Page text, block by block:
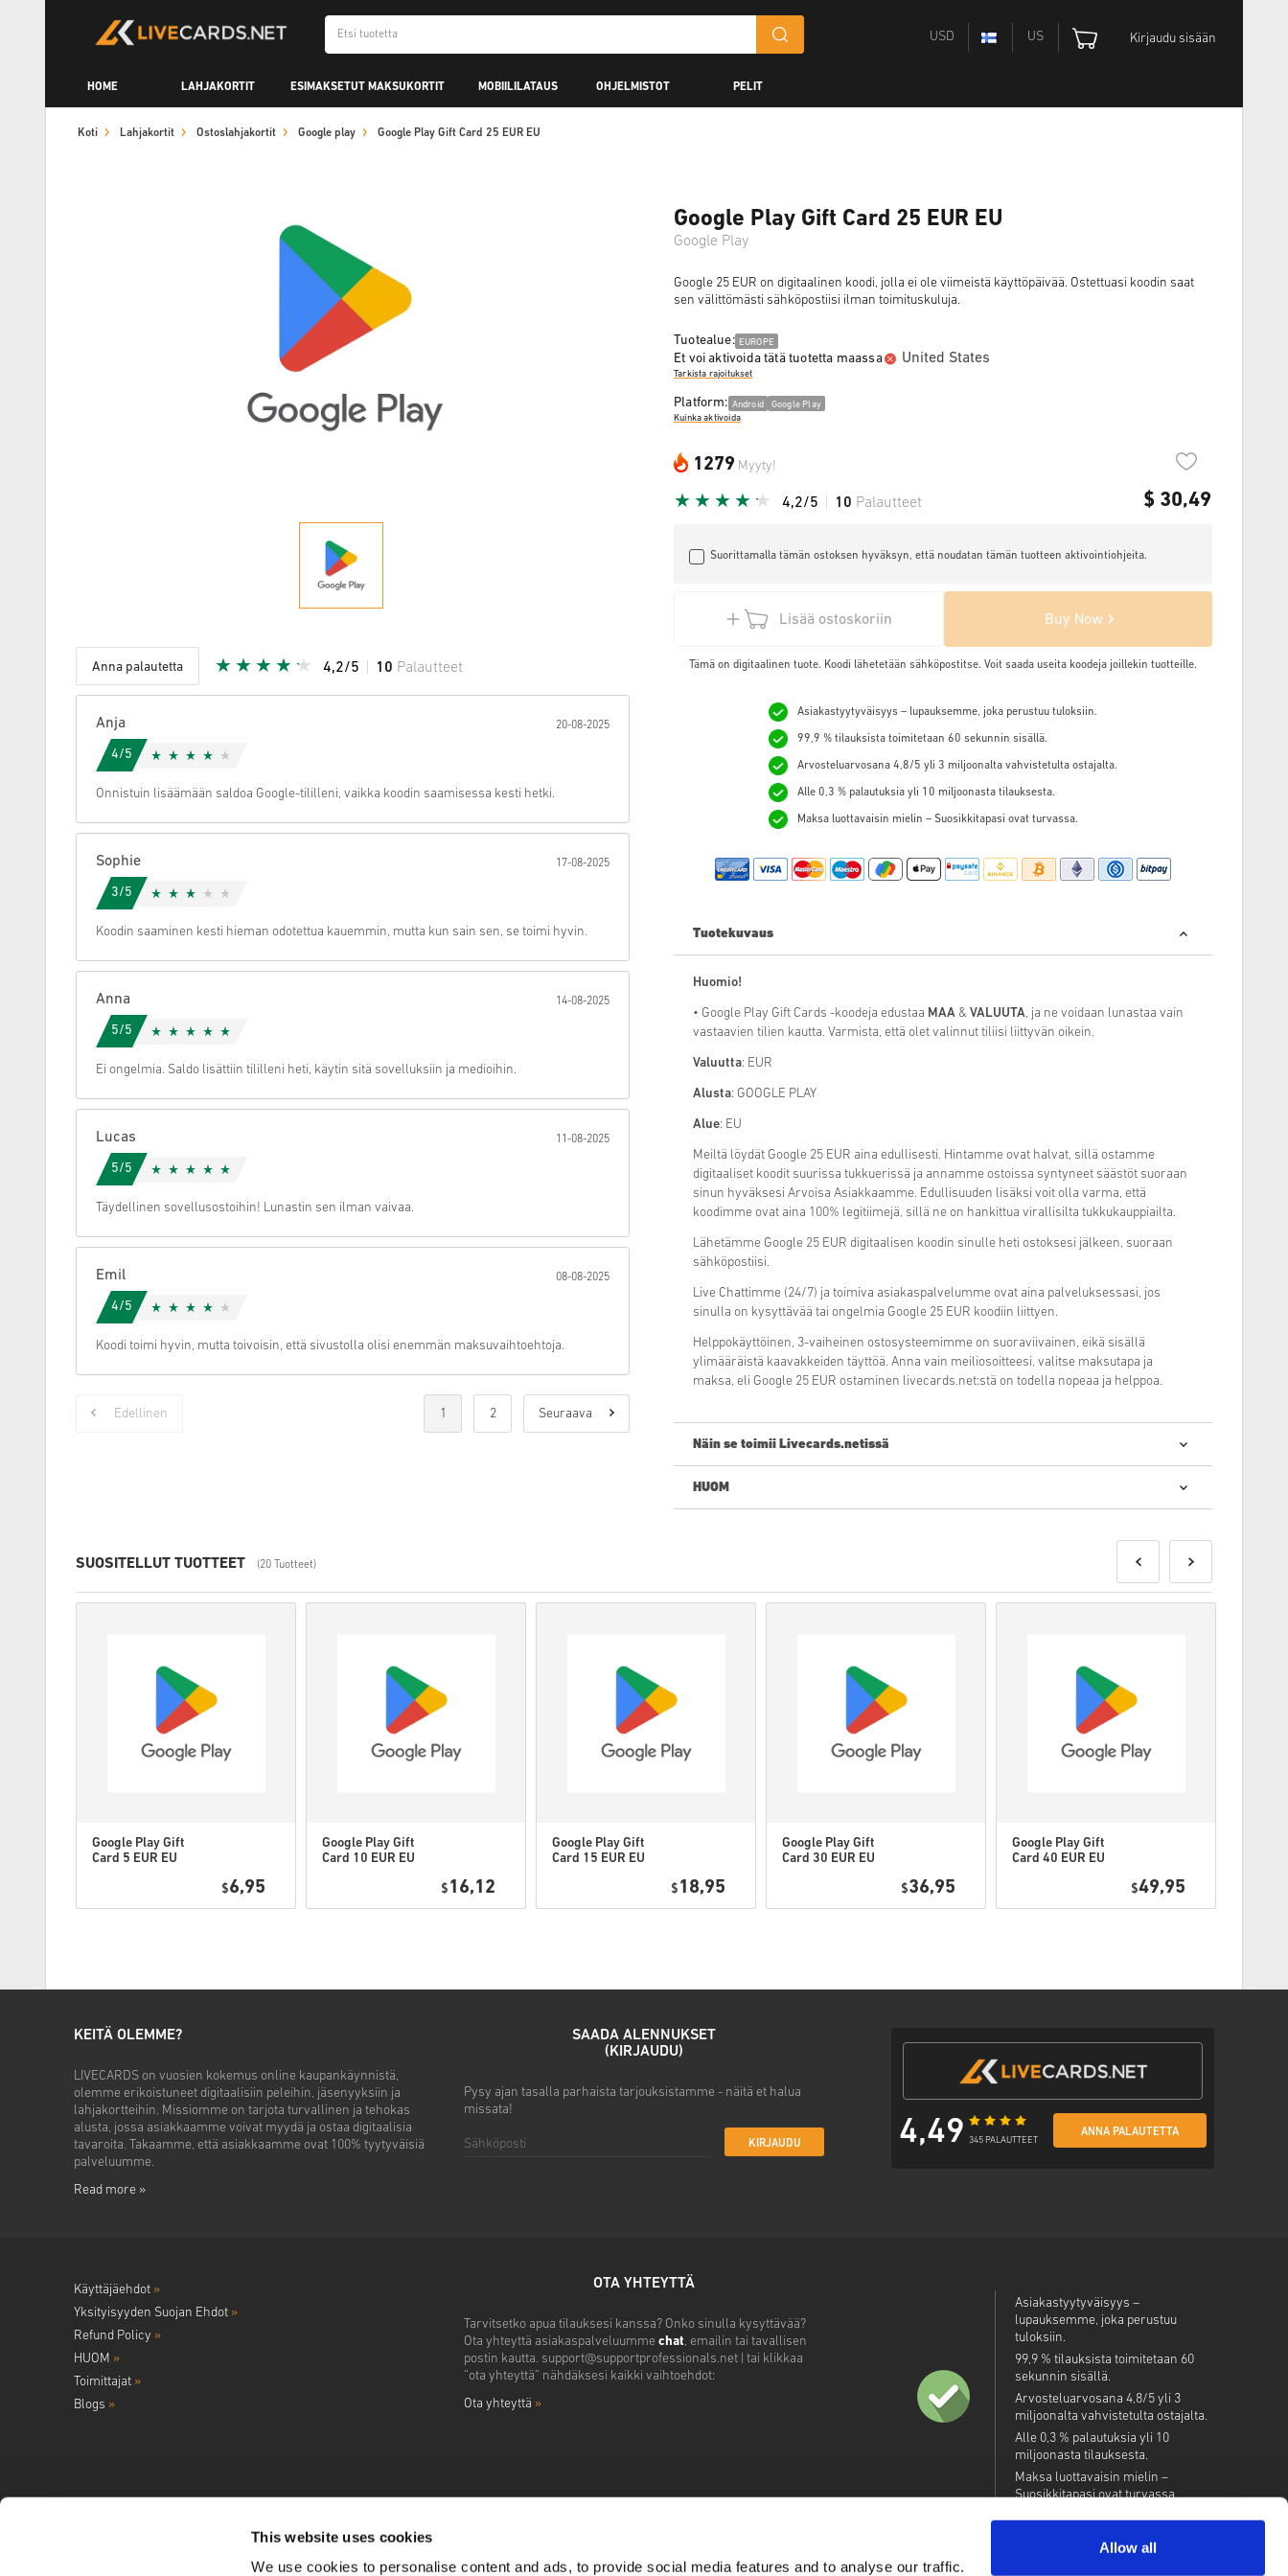
This website uses cookies
We use cookies to personalise content and ads, to provide social media features and to analyse our traffic.
Allow all
USD US Kirjaudu sisään
HOME LAHJAKORTIT ESIMAKSETUT MAKSUKORTIT MOBIILILATAUS OHJELMISTOT PELIT
Koti Lahjakortit Ostoslahjakortit Google play Google Play Gift Card 25 EUR EU
Anna palautetta 4,2/5 10 Palautteet
Peruuta
Anja 20-08-2025
4/5
Onnistuin lisäämään saldoa Google-tililleni, vaikka koodin saamisessa kesti hetki.
Sophie 17-08-2025
3/5
Koodin saaminen kesti hieman odotettua kauemmin, mutta kun sain sen, se toimi hyvin.
Anna 14-08-2025
5/5
Ei ongelmia. Saldo lisättiin tililleni heti, käytin sitä sovelluksiin ja medioihin.
Lucas 11-08-2025
5/5
Täydellinen sovellusostoihin! Lunastin sen ilman vaivaa.
Emil 08-08-2025
4/5
Koodi toimi hyvin, mutta toivoisin, että sivustolla olisi enemmän maksuvaihtoehtoja.
Edellinen 1 2 Seuraava
Google Play Gift Card 25 EUR EU
Google Play
Google 25 EUR on digitaalinen koodi, jolla ei ole viimeistä käyttöpäivää. Ostettuasi koodin saat
sen välittömästi sähköpostiisi ilman toimituskuluja.
Tuotealue: EUROPE
Et voi aktivoida tätä tuotetta maassa United States
Tarkista rajoitukset
Platform: Android
Google Play
Kuinka aktivoida
1279 Myyty!
$ 30,49
4,2/5 10 Palautteet
Suorittamalla tämän ostoksen hyväksyn, että noudatan tämän tuotteen aktivointiohjeita.
Lisää ostoskoriin Buy Now
Tämä on digitaalinen tuote. Koodi lähetetään sähköpostitse. Voit saada useita koodeja joillekin tuotteille.
Asiakastyytyväisyys – lupauksemme, joka perustuu tuloksiin.
99,9 % tilauksista toimitetaan 60 sekunnin sisällä.
Arvosteluarvosana 4,8/5 yli 3 miljoonalta vahvistetulta ostajalta.
Alle 0,3 % palautuksia yli 10 miljoonasta tilauksesta.
Maksa luottavaisin mielin – Suosikkitapasi ovat turvassa.
Tuotekuvaus
Huomio!
• Google Play Gift Cards -koodeja edustaa MAA & VALUUTA, ja ne voidaan lunastaa vain
vastaavien tilien kautta. Varmista, että olet valinnut tiliisi liittyvän oikein.
Valuutta: EUR
Alusta: GOOGLE PLAY
Alue: EU
Meiltä löydät Google 25 EUR aina edullisesti. Hintamme ovat halvat, sillä ostamme
digitaaliset koodit suurissa tukkuerissä ja annamme ostoissa syntyneet säästöt suoraan
sinun hyväksesi Arvoisa Asiakkaamme. Edullisuuden lisäksi voit olla varma, että
koodimme ovat aina 100% legitiimejä, sillä ne on hankittua virallisilta tukkukauppiailta.
Lähetämme Google 25 EUR digitaalisen koodin sinulle heti ostoksesi jälkeen, suoraan
sähköpostiisi.
Live Chattimme (24/7) ja toimiva asiakaspalvelumme ovat aina palveluksessasi, jos
sinulla on kysyttävää tai ongelmia Google 25 EUR koodiin liittyen.
Helppokäyttöinen, 3-vaiheinen ostosysteemimme on suoraviivainen, eikä sisällä
ylimääräistä kaavakkeiden täyttöä. Anna vain meiliosoitteesi, valitse maksutapa ja
maksa, eli Google 25 EUR ostaminen livecards.net:stä on todella nopeaa ja helppoa.
Näin se toimii Livecards.netissä
Uusi Livecards.netissä? Digitaalisten koodien ostaminen on nopeaa ja helppoa:
Katso nopea opas yllä tai seuraa alla olevia vaiheita 👇
HUOM
Lisätietoja, ks.UKK.
Koodeilla ei ole parasta ennen -päivää.
Ladattava sisältö ja DLC- tuotteet: Sinulla on oltava alkuperäinen peruspeli
voidaksesi käyttää näitä tuotteita.
Voit saada useita koodeja joillekin tuotteille.
SUOSITELLUT TUOTTEET (20 Tuotteet)
Google Play Gift
Card 5 EUR EU
$6,95
Google Play Gift
Card 10 EUR EU
$ 16,12
Google Play Gift
Card 15 EUR EU
$ 18,95
Google Play Gift
Card 30 EUR EU
$36,95
Google Play Gift
Card 40 EUR EU
$49,95
KEITÄ OLEMME?
LIVECARDS on vuosien kokemus online kaupankäynnistä,
olemme erikoistuneet digitaalisiin peleihin, jäsenyyksiin ja
lahjakortteihin. Missiomme on tarjota turvallinen ja tehokas
alusta, jossa asiakkaamme voivat myydä ja ostaa digitaalisia
tavaroita. Takaamme, että asiakkaamme ovat 100% tyytyväisiä
palveluumme.
Read more »
SAADA ALENNUKSET
(KIRJAUDU)
Pysy ajan tasalla parhaista tarjouksistamme - näitä et halua
missata!
KIRJAUDU 4,49 345 PALAUTTEET
ANNA PALAUTETTA
Käyttäjäehdot »
Yksityisyyden Suojan Ehdot »
Refund Policy »
HUOM »
Toimittajat »
Blogs »
OTA YHTEYTTÄ
Tarvitsetko apua tilauksesi kanssa? Onko sinulla kysyttävää?
Ota yhteyttä asiakaspalveluumme chat, emailin tai tavallisen
postin kautta. support@supportprofessionals.net| tai klikkaa
“ota yhteyttä” nähdäksesi kaikki vaihtoehdot:
Ota yhteyttä »
Asiakastyytyväisyys –
lupauksemme, joka perustuu
tuloksiin.
99,9 % tilauksista toimitetaan 60
sekunnin sisällä.
Arvosteluarvosana 4,8/5 yli 3
miljoonalta vahvistetulta ostajalta.
Alle 0,3 % palautuksia yli 10
miljoonasta tilauksesta.
Maksa luottavaisin mielin –
Suosikkitapasi ovat turvassa.